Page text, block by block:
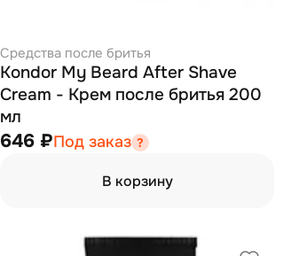
Средства после бритья
Kondor My Beard After Shave
Cream - Крем после бритья 200
мл
646 ₽Под заказ
В корзину